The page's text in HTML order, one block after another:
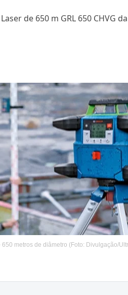
de 650 m GRL 650 CHVG
metros de diâmetro (Foto: Divulgação/